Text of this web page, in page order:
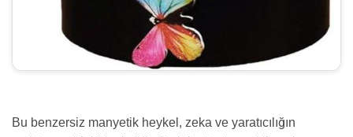
Bu benzersiz manyetik heykel, zeka ve yaratıcılığın